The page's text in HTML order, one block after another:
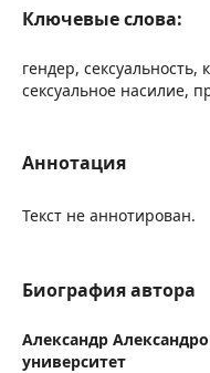
Ключевые слова:
гендер,
сексуальное насилие,
Аннотация
Текст не аннотирован.
Биография автора
Александр
университет